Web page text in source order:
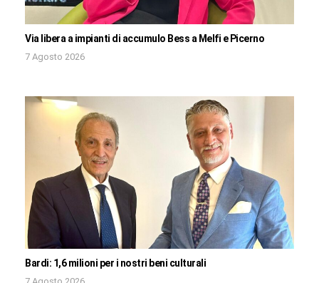
Via libera a impianti di accumulo Bess a Melfi e Picerno
7 Agosto 2026
Bardi: 1,6 milioni per i nostri beni culturali